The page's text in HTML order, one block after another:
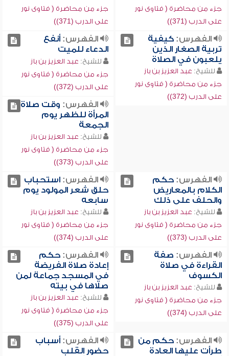
جزء من محاضرة ( فتاوى نور
على الدرب (371))
جزء من محاضرة ( فتاوى نور
على الدرب (371))
الفهرس:كيفية
تربية الصغار الذين
يلعبون في الصلاة
للشيخ: عبد العزيز بن باز
جزء من محاضرة ( فتاوى نور
على الدرب (372))
الفهرس:أنفع
الدعاء للميت
للشيخ: عبد العزيز بن باز
جزء من محاضرة ( فتاوى نور
على الدرب (372))
الفهرس: وقت صلاة
المرأة للظهر يوم
الجمعة
للشيخ: عبد العزيز بن باز
جزء من محاضرة ( فتاوى نور
على الدرب (373))
الفهرس:حكم
الكلام بالمعاريض
والحلف على ذلك
للشيخ: عبد العزيز بن باز
جزء من محاضرة ( فتاوى نور
على الدرب (373))
الفهرس:استحباب
حلق شعر المولود يوم
سابعه
للشيخ: عبد العزيز بن باز
جزء من محاضرة ( فتاوى نور
على الدرب (374))
الفهرس: صفة
القراءة في صلاة
الكسوف
للشيخ: عبد العزيز بن باز
جزء من محاضرة ( فتاوى نور
على الدرب (374))
الفهرس:حكم
إعادة صلاة الفريضة
في المسجد جماعة لمن
صلاها في بيته
للشيخ: عبد العزيز بن باز
جزء من محاضرة ( فتاوى نور
على الدرب (375))
الفهرس:حكم من
طرأت عليها العادة
الفهرس:أسباب
حضور القلب